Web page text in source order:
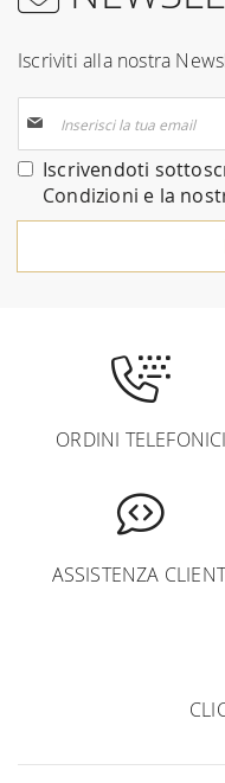
Iscriviti alla nostra
alla
nostra
Newsletter:
Iscrivendoti
Condizioni e la
ORDINI TELEFONICI
ASSISTENZA